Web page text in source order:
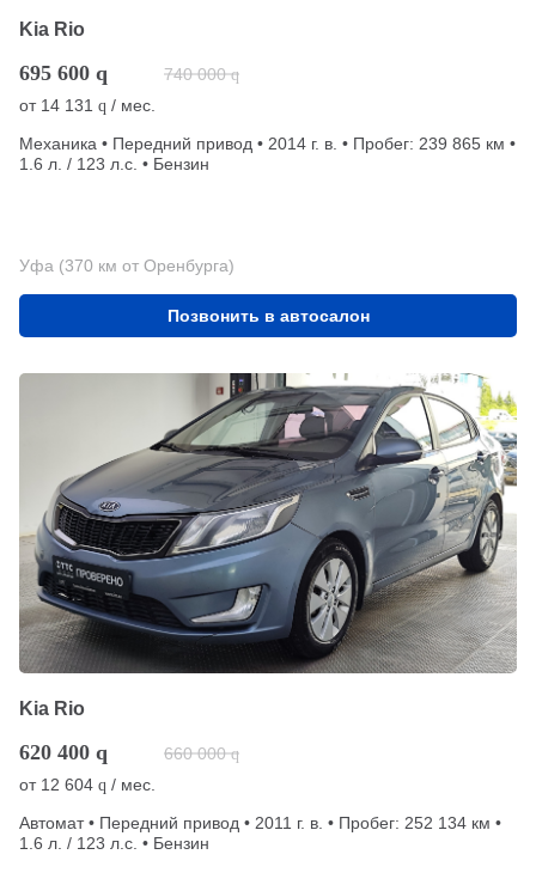
Kia Rio
695 600 q 740 000 q
от 14 131 q / мес.
Механика • Передний привод • 2014 г. в. • Пробег: 239 865 км •
1.6 л. / 123 л.с. • Бензин
Уфа (370 км от Оренбурга)
Позвонить в автосалон
Kia Rio
620 400 q 660 000 q
от 12 604 q / мес.
Автомат • Передний привод • 2011 г. в. • Пробег: 252 134 км •
1.6 л. / 123 л.с. • Бензин